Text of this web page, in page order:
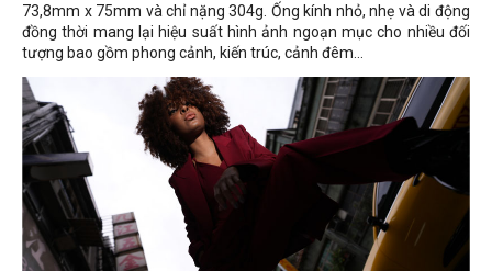
73,8mm x 75mm và chỉ nặng 304g. Ống kính nhỏ, nhẹ và di động
đồng thời mang lại hiệu suất hình ảnh ngoạn mục cho nhiều đối
tượng bao gồm phong cảnh, kiến ​​trúc, cảnh đêm...